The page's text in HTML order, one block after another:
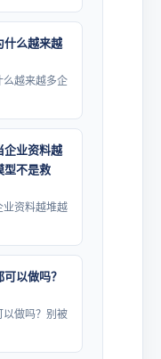
什么越来越
么越来越多企
企业资料越
型不是救
业资料越堆越
以做吗？
以做吗？别被